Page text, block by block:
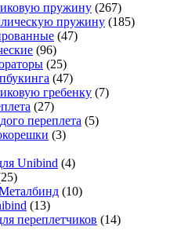
пружину (267)
пружину (185)
(47)
(96)
(25)
(47)
гребенку (7)
(27)
переплета (5)
(3)
Unibind (4)
(10)
(13)
переплетчиков (14)